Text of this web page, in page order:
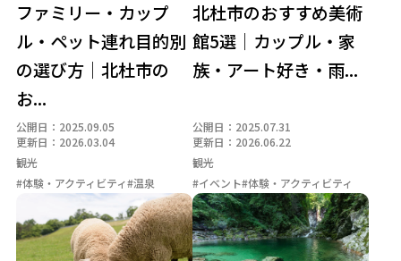
ファミリー・カップ
ル・ペット連れ目的別
の選び方｜北杜市の
お...
公開日：2025.09.05
更新日：2026.03.04
観光
#体験・アクティビティ#温泉
北杜市のおすすめ美術
館5選｜カップル・家
族・アート好き・雨...
公開日：2025.07.31
更新日：2026.06.22
観光
#イベント#体験・アクティビティ
タグでさがす
イベント カフェ キャンプ
グルメ
テレワーク環境・副業
体験・アクティビティ
四季の名所
地域の名産品
地場産業
子育て・教育
小淵沢エリア
山・森 川・湖・滝
明野エリア
暮らしインフラ
武川エリア 温泉
白州エリア